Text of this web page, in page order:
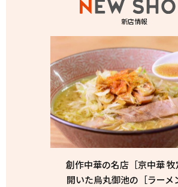
新店情報
創作中華の名店［京中華
開いた烏丸御池の［ラーメ